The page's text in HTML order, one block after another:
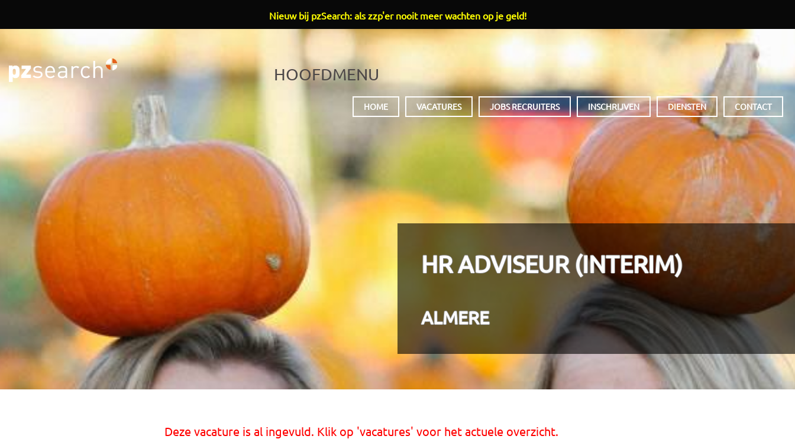
HOOFDMENU
HOME VACATURES JOBS RECRUITERS INSCHRIJVEN DIENSTEN CONTACT
HR ADVISEUR (INTERIM)
ALMERE
Deze vacature is al ingevuld. Klik op 'vacatures' voor het actuele overzicht.
Nieuw bij pzSearch: als zzp'er nooit meer wachten op je geld!